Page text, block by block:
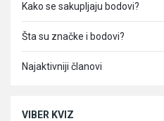
Kako se sakupljaju bodovi?
Šta su značke i bodovi?
Najaktivniji članovi
VIBER KVIZ